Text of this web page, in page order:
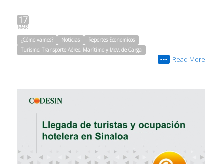
17
MAR
¿Cómo vamos?
Noticias
Reportes Economicos
Turismo, Transporte Aéreo, Marítimo y Mov. de Carga
Read More
•••